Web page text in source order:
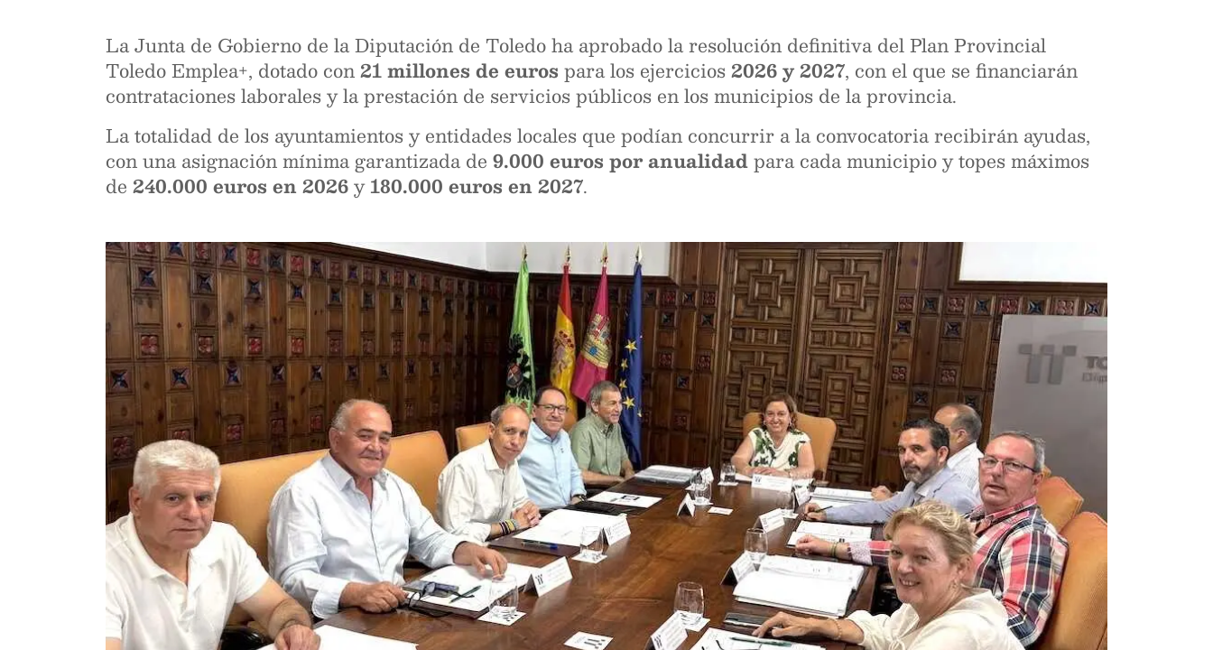
La Junta de Gobierno de la Diputación de Toledo ha aprobado la resolución definitiva del Plan Provincial
Toledo Emplea+, dotado con21 millones de euros para los ejercicios 2026 y 2027, con el que se financiarán
contrataciones laborales y la prestación de servicios públicos en los municipios de la provincia.
La totalidad de los ayuntamientos y entidades locales que podían concurrir a la convocatoria recibirán ayudas,
con una asignación mínima garantizada de 9.000 euros por anualidadpara cada municipio y topes máximos
de 240.000 euros en 2026y180.000 euros en 2027.